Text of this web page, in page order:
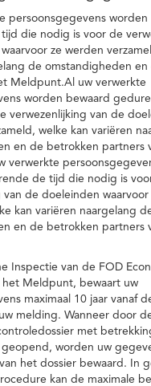
persoonsgegevens worden
die nodig is voor de
ze werden
de omstandigheden
Meldpunt.Al uw verwerkte
worden bewaard
verwezenlijking van de
welke kan variëren
en de betrokken partners
verwerkte
de tijd die nodig is
van de doeleinden waarvoor
kan variëren naargelang
en de betrokken partners
Inspectie van de FOD
het Meldpunt, bewaart uw
maximaal 10 jaar vanaf
melding. Wanneer door
met
worden uw
het dossier bewaard. In
kan de maximale